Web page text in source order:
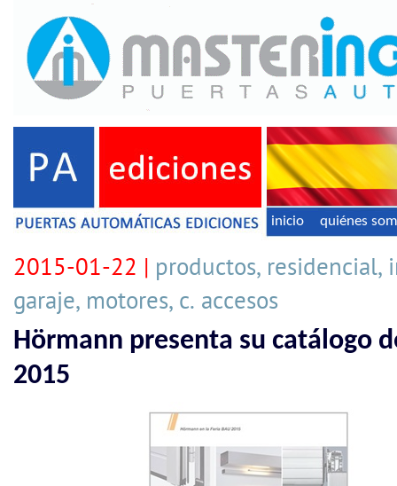
inicio quiénes
2015-01-22 | productos, residencial,
garaje, motores, c. accesos
Hörmann presenta su catálogo
2015